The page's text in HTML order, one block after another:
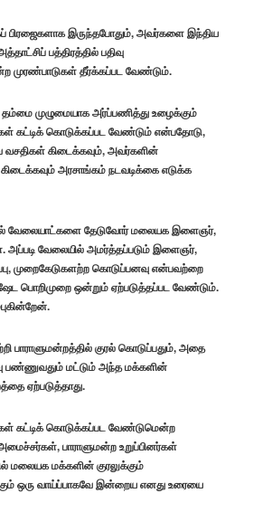
இருந்தபோதும், அவர்களை இந்திய
பத்திரத்தில் பதிவு
முரண்பாடுகள் தீர்க்கப்பட வேண்டும்.
தம்மை முழுமையாக அர்ப்பணித்து உழைக்கும்
கட்டிக் கொடுக்கப்பட வேண்டும் என்பதோடு,
வசதிகள் கிடைக்கவும், அவர்களின்
அரசாங்கம் நடவடிக்கை எடுக்க
வேலையாட்களை தேடுவோர் மலையக இளைஞர்,
அப்படி வேலையில் அமர்த்தப்படும் இளைஞர்,
முறைகேடுகளற்ற கொடுப்பனவு என்பவற்றை
பொறிமுறை ஒன்றும் ஏற்படுத்தப்பட வேண்டும்.
பாராளுமன்றத்தில் குரல் கொடுப்பதும், அதை
பண்ணுவதும் மட்டும் அந்த மக்களின்
ஏற்படுத்தாது.
கட்டிக் கொடுக்கப்பட வேண்டுமென்ற
அமைச்சர்கள், பாராளுமன்ற உறுப்பினர்கள்
மலையக மக்களின் குரலுக்கும்
ஒரு வாய்ப்பாகவே இன்றைய எனது உரையை